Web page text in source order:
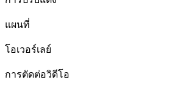
แผนที่
โอเวอร์เลย์
การตัดต่อวิดีโอ